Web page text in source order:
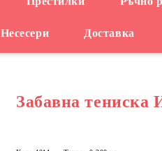
Несесери Доставка
Забавна тениска